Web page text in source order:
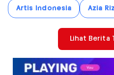
Artis Indonesia Azia
Lihat Berita